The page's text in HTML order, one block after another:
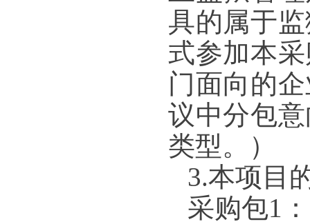
具的属于
式参加本
门面向的
议中分包
类型。）
3.本项目
采购包1